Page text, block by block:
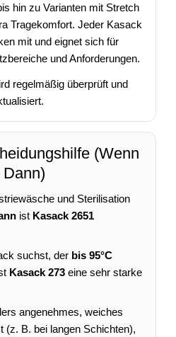
hin zu Varianten mit Stretch
Tragekomfort. Jeder Kasack
mit und eignet sich für
und Anforderungen.
regelmäßig überprüft und
(Wenn
Dann)
und Sterilisation
ist Kasack 2651
suchst, der bis 95°C
Kasack 273 eine sehr starke
angenehmes, weiches
(z. B. bei langen Schichten),